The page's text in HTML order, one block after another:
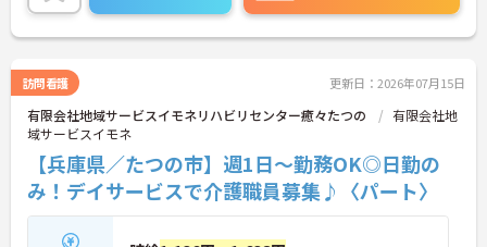
訪問看護 更新日：2026年07月15日
有限会社地域サービスイモネリハビリセンター癒々たつの
有限会社地
域サービスイモネ
【兵庫県／たつの市】週1日～勤務OK◎日勤の
み！デイサービスで介護職員募集♪〈パート〉